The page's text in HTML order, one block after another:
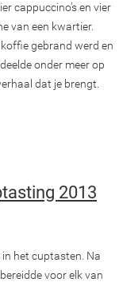
cappuccino’s en vier
van een kwartier.
gebrand werd en
onder meer op
dat je brengt.
2013
het cuptasten. Na
voor elk van